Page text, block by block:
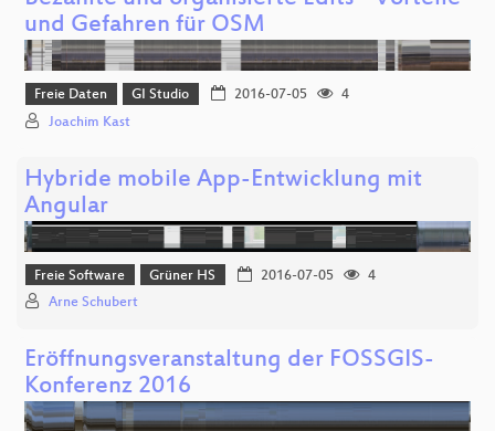
und Gefahren für OSM
Freie Daten GI Studio 2016-07-05
4
Joachim Kast
Hybride mobile App-Entwicklung mit
Angular
Freie Software Grüner HS 2016-07-05
4
Arne Schubert
Eröffnungsveranstaltung der FOSSGIS-
Konferenz 2016